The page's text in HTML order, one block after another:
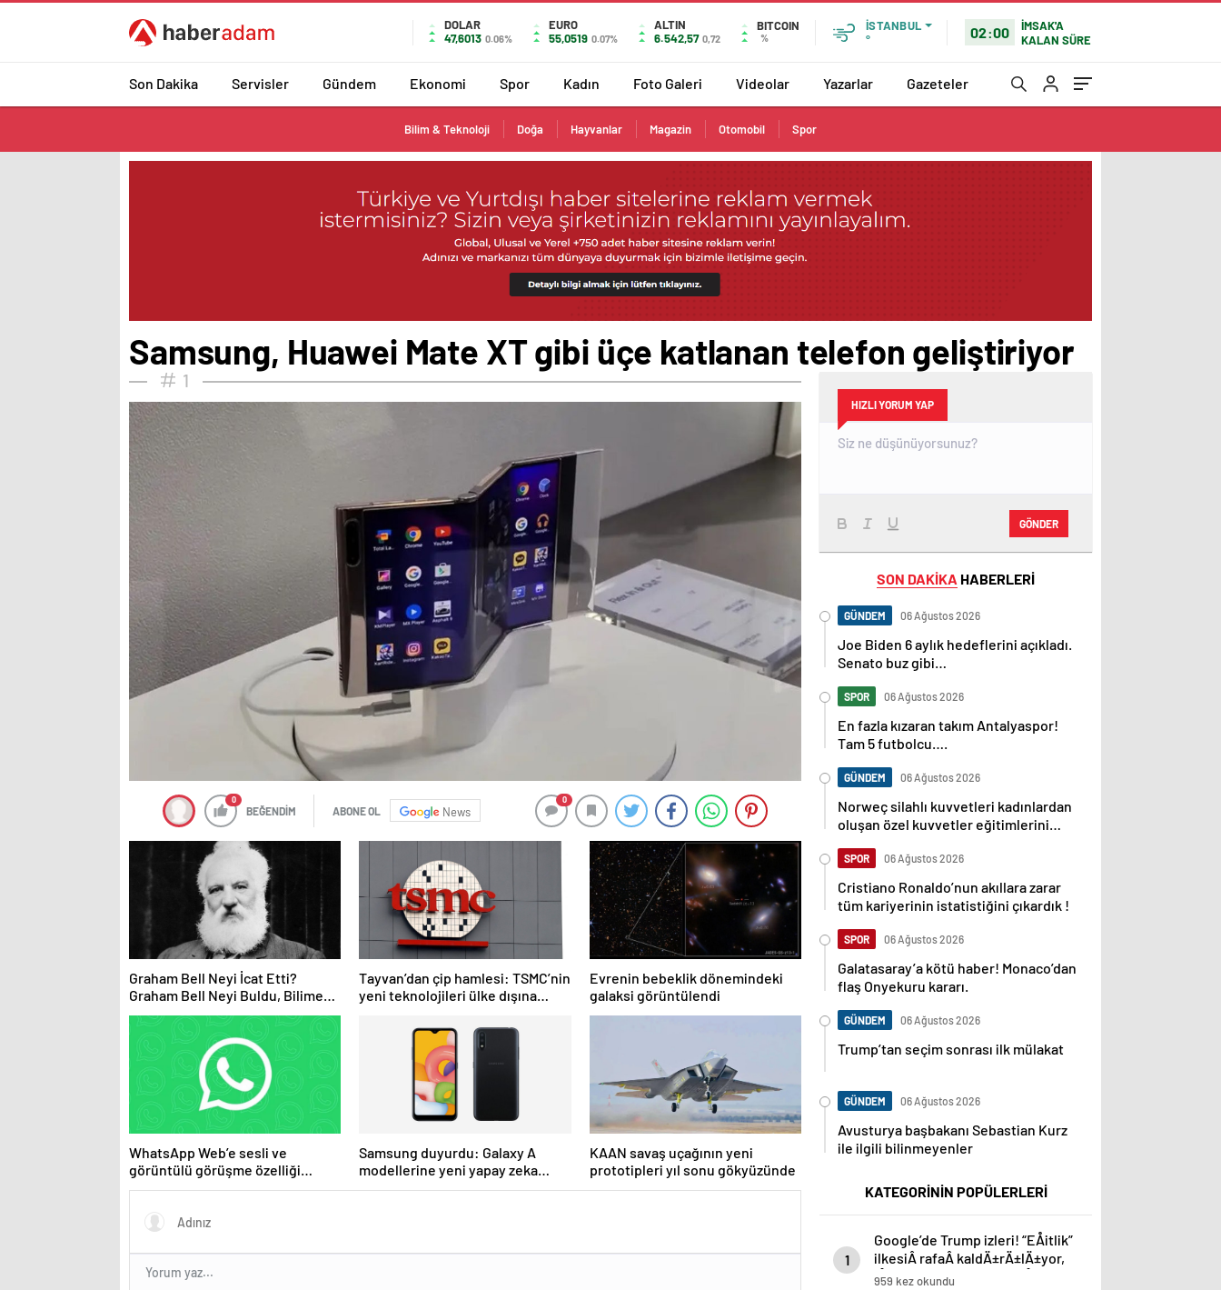
DOLAR
47,6013 0.06%
EURO
55,0519 0.07%
ALTIN
6.542,57 0,72
BITCOIN
%
İSTANBUL
°
02:00
İMSAK'A
KALAN SÜRE
Son Dakika Servisler Gündem Ekonomi Spor Kadın Foto Galeri Videolar Yazarlar Gazeteler
Bilim & Teknoloji Doğa Hayvanlar Magazin Otomobil Spor
Samsung, Huawei Mate XT gibi üçe katlanan telefon geliştiriyor
1
0
BEĞENDİM ABONE OL News
0
Graham Bell Neyi İcat Etti?
Graham Bell Neyi Buldu, Bilime
Katkıları Nelerdir?
Tayvan’dan çip hamlesi: TSMC’nin
yeni teknolojileri ülke dışına
Evrenin bebeklik dönemindeki
galaksi görüntülendi
WhatsApp Web’e sesli ve
görüntülü görüşme özelliği
geliyor
Samsung duyurdu: Galaxy A
modellerine yeni yapay zeka
özelliği geliyor
KAAN savaş uçağının yeni
prototipleri yıl sonu gökyüzünde
HIZLI YORUM YAP
GÖNDER
SON DAKİKA HABERLERİ
GÜNDEM 06 Ağustos 2026
Joe Biden 6 aylık hedeflerini açıkladı.
Senato buz gibi…
SPOR 06 Ağustos 2026
En fazla kızaran takım Antalyaspor!
Tam 5 futbolcu….
GÜNDEM 06 Ağustos 2026
Norweç silahlı kuvvetleri kadınlardan
oluşan özel kuvvetler eğitimlerini
SPOR 06 Ağustos 2026
Cristiano Ronaldo’nun akıllara zarar
tüm kariyerinin istatistiğini çıkardık !
SPOR 06 Ağustos 2026
Galatasaray’a kötü haber! Monaco’dan
flaş Onyekuru kararı.
GÜNDEM 06 Ağustos 2026
Trump’tan seçim sonrası ilk mülakat
GÜNDEM 06 Ağustos 2026
Avusturya başbakanı Sebastian Kurz
ile ilgili bilinmeyenler
KATEGORİNİN POPÜLERLERİ
1
Google’de Trump izleri! “EÅitlik”
ilkesiÂ rafaÂ kaldÄ±rÄ±lÄ±yor,
iÅe alÄ±m sÃ¼reci deÄiÅiyor
959 kez okundu